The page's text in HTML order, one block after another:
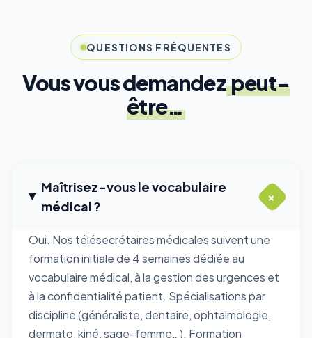
QUESTIONS FRÉQUENTES
Vous vous demandezpeut-
être…
Maîtrisez-vous le vocabulaire
médical ?
+
Oui. Nos télésecrétaires médicales suivent une
formation initiale de 4 semaines dédiée au
vocabulaire médical, à la gestion des urgences et
à la confidentialité patient. Spécialisations par
discipline (généraliste, dentaire, ophtalmologie,
dermato, kiné, sage-femme…). Formation